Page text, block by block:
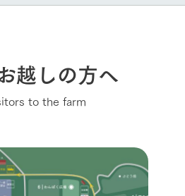
越しの方へ
to the farm